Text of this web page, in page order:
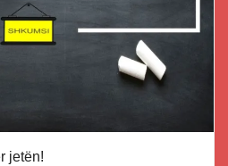
jetën!